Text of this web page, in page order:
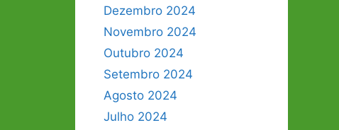
Dezembro 2024
Novembro 2024
Outubro 2024
Setembro 2024
Agosto 2024
Julho 2024